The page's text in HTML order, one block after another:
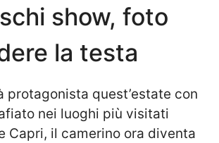
show, foto
la testa
protagonista quest’estate con
nei luoghi più visitati
Capri, il camerino ora diventa